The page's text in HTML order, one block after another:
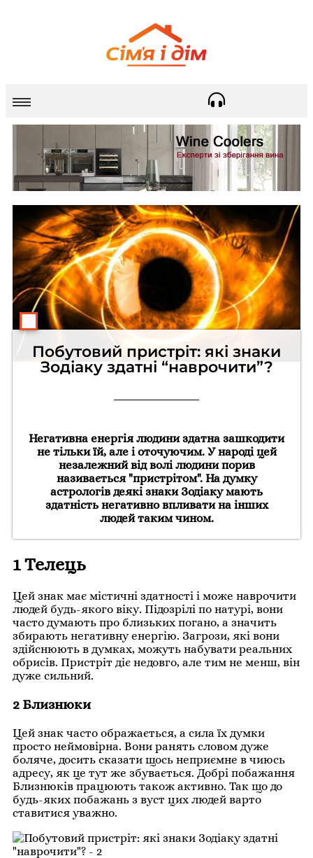
Побутовий пристріт: які знаки
Зодіаку здатні “наврочити”?
Негативна енергія людини здатна зашкодити
не тільки їй, але і оточуючим. У народі цей
незалежний від волі людини порив
називається "пристрітом". На думку
астрологів деякі знаки Зодіаку мають
здатність негативно впливати на інших
людей таким чином.
1 Телець
Цей знак має містичні здатності і може наврочити
людей будь-якого віку. Підозрілі по натурі, вони
часто думають про близьких погано, а значить
збирають негативну енергію. Загрози, які вони
здійснюють в думках, можуть набувати реальних
обрисів. Пристріт діє недовго, але тим не менш, він
дуже сильний.
2 Близнюки
Цей знак часто ображається, а сила їх думки
просто неймовірна. Вони ранять словом дуже
боляче, досить сказати щось неприємне в чиюсь
адресу, як це тут же збувається. Добрі побажання
Близнюків працюють також активно. Так що до
будь-яких побажань з вуст цих людей варто
ставитися уважно.